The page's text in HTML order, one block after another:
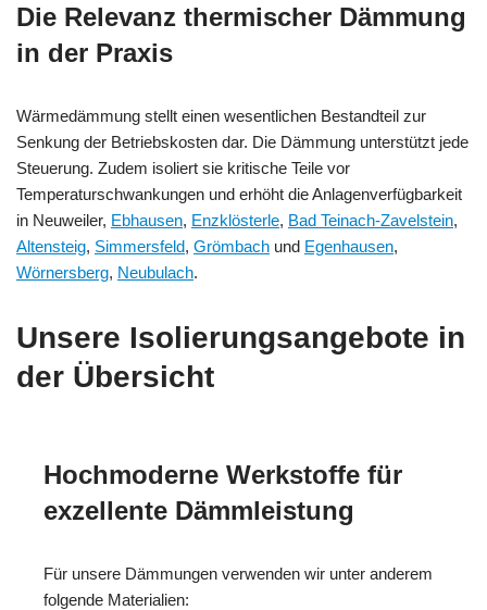
Die Relevanz thermischer Dämmung
in der Praxis
Wärmedämmung stellt einen wesentlichen Bestandteil zur
Senkung der Betriebskosten dar. Die Dämmung unterstützt jede
Steuerung. Zudem isoliert sie kritische Teile vor
Temperaturschwankungen und erhöht die Anlagenverfügbarkeit
in Neuweiler, Ebhausen, Enzklösterle, Bad Teinach-Zavelstein,
Altensteig, Simmersfeld, Grömbach und Egenhausen,
Wörnersberg, Neubulach.
Unsere Isolierungsangebote in
der Übersicht
Hochmoderne Werkstoffe für
exzellente Dämmleistung
Für unsere Dämmungen verwenden wir unter anderem
folgende Materialien: